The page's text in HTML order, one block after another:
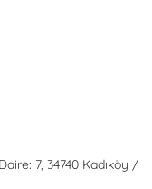
7, 34740 Kadıköy /